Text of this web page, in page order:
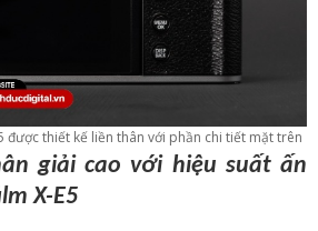
được thiết kế liền thân với phần chi tiết mặt trên
giải cao với hiệu suất ấn
X-E5